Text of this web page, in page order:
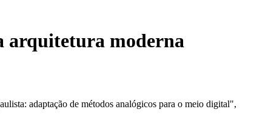
arquitetura moderna
adaptação de métodos analógicos para o meio digital",